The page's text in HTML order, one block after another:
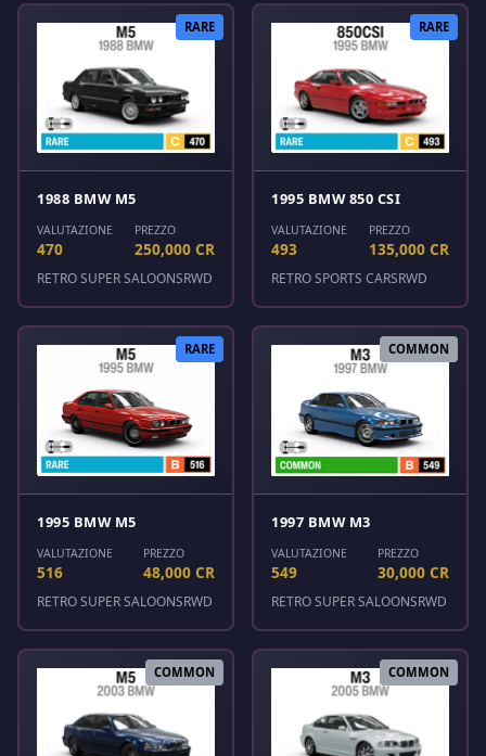
RARE
1988 BMW M5
VALUTAZIONE
470
PREZZO
250,000 CR
RETRO SUPER SALOONSRWD
RARE
1995 BMW 850 CSI
VALUTAZIONE
493
PREZZO
135,000 CR
RETRO SPORTS CARSRWD
RARE
1995 BMW M5
VALUTAZIONE
516
PREZZO
48,000 CR
RETRO SUPER SALOONSRWD
COMMON
1997 BMW M3
VALUTAZIONE
549
PREZZO
30,000 CR
RETRO SUPER SALOONSRWD
COMMON COMMON